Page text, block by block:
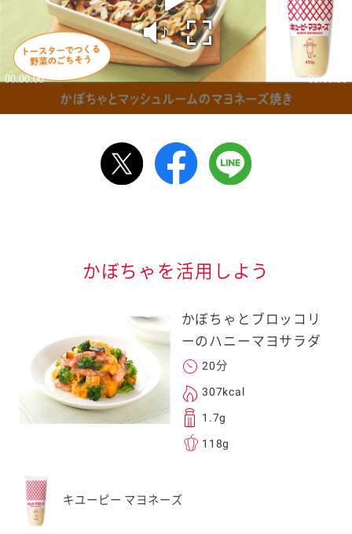
身以外の方に送
かぼちゃを活用しよう
かぼちゃとブロッコリ
ーのハニーマヨサラダ
20分
307kcal
1.7g
118g
キユーピー マヨネーズ